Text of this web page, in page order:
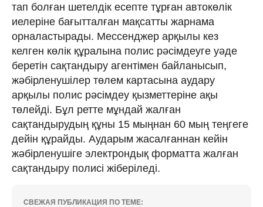
тап болған шетелдік есепте тұрған автокөлік
иелеріне бағытталған мақсатты жарнама
орналастырады. Мессенджер арқылы кез
келген көлік құралына полис рәсімдеуге уәде
беретін сақтандыру агентімен байланысып,
жәбірленушілер төлем картасына аудару
арқылы полис рәсімдеу қызметтеріне ақы
төлейді. Бұл ретте мұндай жалған
сақтандырудың құны 15 мыңнан 60 мың теңгеге
дейін құрайды. Аударым жасалғаннан кейін
жәбірленушіге электрондық форматта жалған
сақтандыру полисі жіберіледі.
СВЕЖАЯ ПУБЛИКАЦИЯ ПО ТЕМЕ: